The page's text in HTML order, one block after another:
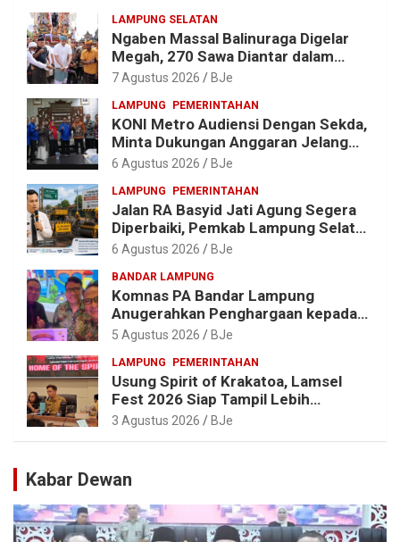
LAMPUNG SELATAN
Ngaben Massal Balinuraga Digelar
Megah, 270 Sawa Diantar dalam
Tradisi Suci yang Gerakkan Ekonomi
7 Agustus 2026 BJe
LAMPUNG PEMERINTAHAN
KONI Metro Audiensi Dengan Sekda,
Minta Dukungan Anggaran Jelang
Porprov X Lampung
6 Agustus 2026 BJe
LAMPUNG PEMERINTAHAN
Jalan RA Basyid Jati Agung Segera
Diperbaiki, Pemkab Lampung Selatan
Alokasikan Rp1,13 Miliar
6 Agustus 2026 BJe
BANDAR LAMPUNG
Komnas PA Bandar Lampung
Anugerahkan Penghargaan kepada
Kombes Pol. Alfret Jacob Tilukay
5 Agustus 2026 BJe
LAMPUNG PEMERINTAHAN
Usung Spirit of Krakatoa, Lamsel
Fest 2026 Siap Tampil Lebih
Spektakuler dengan Empat Event
3 Agustus 2026 BJe
Kabar Dewan